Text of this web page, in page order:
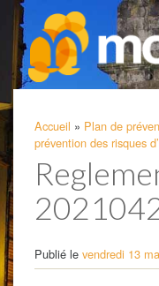
Accueil » Plan de
prévention des risques
Publié le vendredi 13